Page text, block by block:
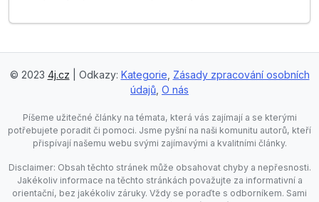
© 2023 4j.cz | Odkazy: Kategorie Zásady zpracování osobních
údajů O nás
Píšeme užitečné články na témata, která vás zajímají a se kterými
potřebujete poradit či pomoci. Jsme pyšní na naši komunitu autorů, kteří
přispívají našemu webu svými zajímavými a kvalitními články.
Disclaimer: Obsah těchto stránek může obsahovat chyby a nepřesnosti.
Jakékoliv informace na těchto stránkách považujte za informativní a
orientační, bez jakékoliv záruky. Vždy se poraďte s odborníkem. Sami